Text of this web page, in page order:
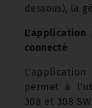
dessous), la
L'application
connecté
permet à
308 et 308